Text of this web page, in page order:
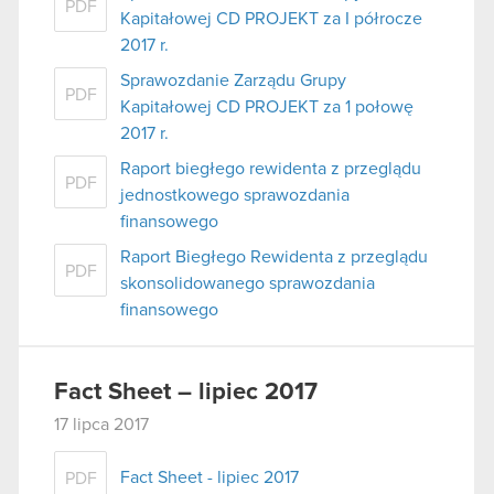
PDF
Kapitałowej CD PROJEKT za I półrocze
2017 r.
PDF
Sprawozdanie Zarządu Grupy
Kapitałowej CD PROJEKT za 1 połowę
2017 r.
PDF
Raport biegłego rewidenta z przeglądu
jednostkowego sprawozdania
finansowego
PDF
Raport Biegłego Rewidenta z przeglądu
skonsolidowanego sprawozdania
finansowego
Fact Sheet – lipiec 2017
17 lipca 2017
PDF Fact Sheet - lipiec 2017